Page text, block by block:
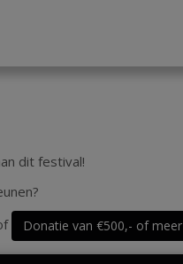
dit festival!
Donatie van €500,- of meer